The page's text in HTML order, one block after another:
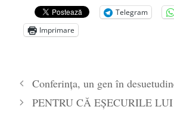
Telegram
Imprimare
Conferinţa, un gen în
PENTRU CĂ EŞECURILE